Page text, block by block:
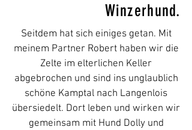
Winzerhund.
Seitdem hat sich einiges getan. Mit
meinem Partner Robert haben wir die
Zelte im elterlichen Keller
abgebrochen und sind ins unglaublich
schöne Kamptal nach Langenlois
übersiedelt. Dort leben und wirken wir
gemeinsam mit Hund Dolly und